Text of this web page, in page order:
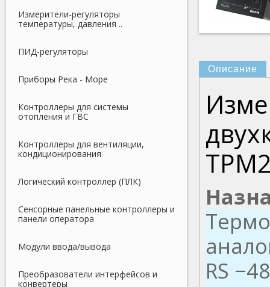
Измерители-регуляторы
температуры, давления ..
ПИД-регуляторы
Приборы Река - Море
Контроллеры для системы
отопления и ГВС
Контроллеры для вентиляции,
кондиционирования
Логический контроллер (ПЛК)
Сенсорные панельные контроллеры и
панели оператора
Модули ввода/вывода
Преобразователи интерфейсов и
конвертеры
Описание
RS